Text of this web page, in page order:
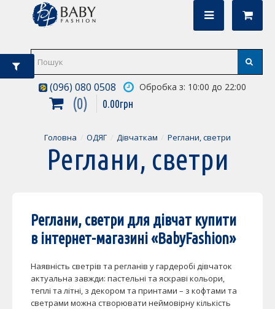
(096) 080 0508 Обробка з: 10:00 до 22:00
0 0.00грн
Головна ОДЯГ Дівчаткам Реглани, светри
Реглани, светри
Реглани, светри для дівчат купити
в інтернет-магазині «BabyFashion»
Наявність светрів та регланів у гардеробі дівчаток
актуальна завжди: пастельні та яскраві кольори,
теплі та літні, з декором та принтами – з кофтами та
светрами можна створювати неймовірну кількість